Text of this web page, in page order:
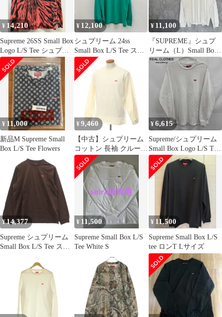
¥ 14,210
Supreme 26SS Small Box
Logo L/S Tee シュプリ
ーム スモール ボックス
ロゴ タイダイ レッド
長袖 Tシャツ ロンT メ
ンズ ポルトガル製 M
¥ 12,100
シュプリーム 24ss
Small Box L/S Tee スモ
ールボックス ロゴ ロン
T メンズ L
ISItems【USED】【古
着】【中古】50161476
¥ 11,100
『SUPREME』シュプ
リーム（L）Small Box
Logo L/S Tee スモール
ボックスロゴ ロンT
¥ 11,000
新品M Supreme Small
Box L/S Tee Flowers
¥ 9,460
【中古】シュプリーム
コットン 長袖 クルーネ
ック Ｔシャツ M メン
ズ
¥6,615
Supreme/シュプリーム
Small Box Logo L/S Tee/
スモール ボックスロゴ
長袖 Tシャツ/ホワイ
ト/L
¥14,377
Supreme シュプリーム
Small Box L/S Tee スモ
ャツ 長袖 ブラウン チ
ャコール系 M【美品】
【中古】
¥ 11,500
Supreme Small Box L/S
Tee White S
¥ 11,500
Supreme Small Box L/S
tee ロンT Lサイズ